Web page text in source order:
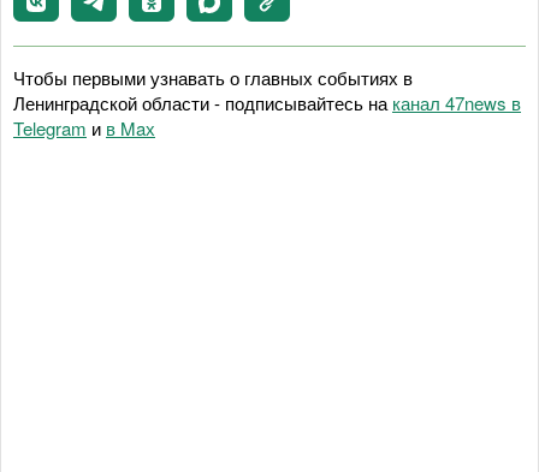
Чтобы первыми узнавать о главных событиях в
Ленинградской области - подписывайтесь на канал 47news в
Telegram и в Maх